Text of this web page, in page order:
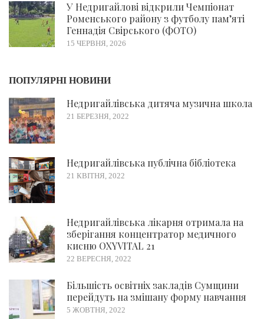
У Недригайлові відкрили Чемпіонат
Роменського району з футболу пам’яті
Геннадія Свірського (ФОТО)
15 ЧЕРВНЯ, 2026
ПОПУЛЯРНІ НОВИНИ
Недригайлівська дитяча музична школа
21 БЕРЕЗНЯ, 2022
Недригайлівська публічна бібліотека
21 КВІТНЯ, 2022
Недригайлівська лікарня отримала на
зберігання концентратор медичного
кисню OXYVITAL 21
22 ВЕРЕСНЯ, 2022
Більшість освітніх закладів Сумщини
перейдуть на змішану форму навчання
5 ЖОВТНЯ, 2022